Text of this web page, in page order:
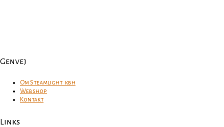
Genvej
Om Steamlight_kbh
Webshop
Kontakt
Links